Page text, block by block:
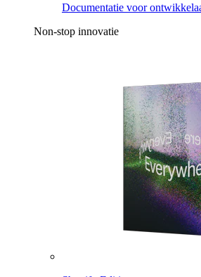
Documentatie voor
Non-stop innovatie